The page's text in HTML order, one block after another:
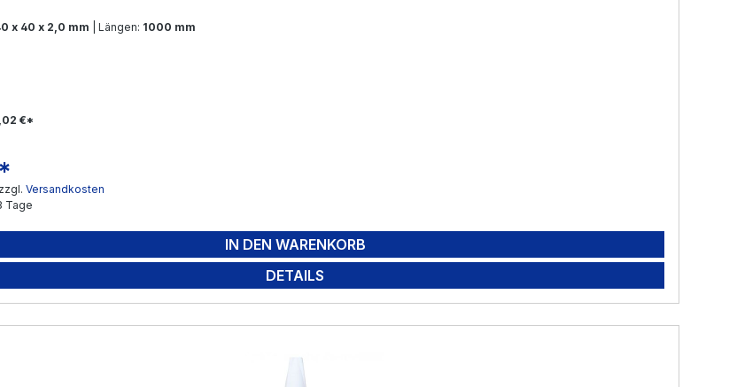
x 40 x 2,0 mm | Längen: 1000 mm
€*
Versandkosten
Tage
IN DEN WARENKORB
DETAILS